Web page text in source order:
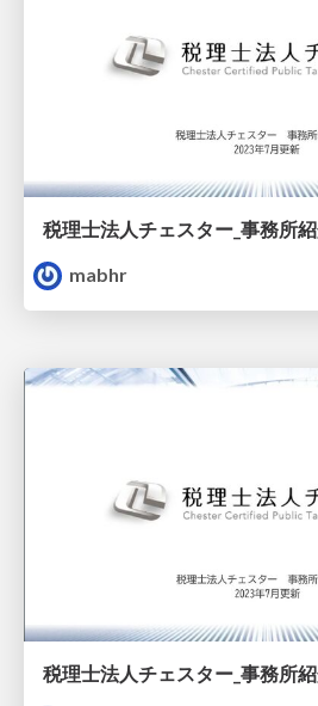
税理士法人チェスター_事務所
mabhr
税理士法人チェスター_事務所